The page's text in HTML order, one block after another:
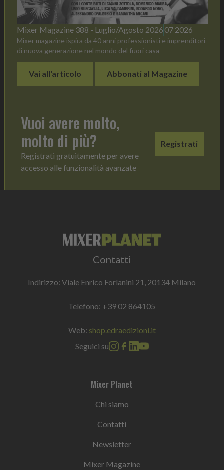
Mixer Magazine 388 - Luglio/Agosto 2026 07 2026
Mixer magazine ispira da 40 anni professionisti e imprenditori
di nuova generazione nel mondo del fuori casa
Vai all'articolo Abbonati al Magazine
Vuoi avere molto,
molto di più?
Registrati gratuitamente per avere
accesso alle funzionalità avanzate
Registrati
Contatti
Indirizzo: Viale Enrico Forlanini 21, 20134 Milano
Telefono: +39 02 864105
Web: shop.edraedizioni.it
Seguici su
Mixer Planet
Chi siamo
Contatti
Newsletter
Mixer Magazine